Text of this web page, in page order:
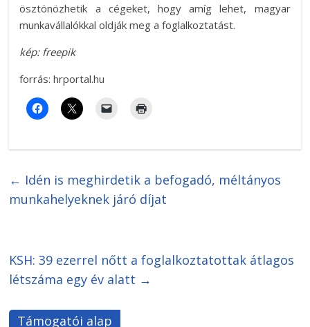
ösztönözhetik a cégeket, hogy amíg lehet, magyar
munkavállalókkal oldják meg a foglalkoztatást.
kép: freepik
forrás: hrportal.hu
← Idén is meghirdetik a befogadó, méltányos
munkahelyeknek járó díjat
KSH: 39 ezerrel nőtt a foglalkoztatottak átlagos
létszáma egy év alatt →
Támogatói alap